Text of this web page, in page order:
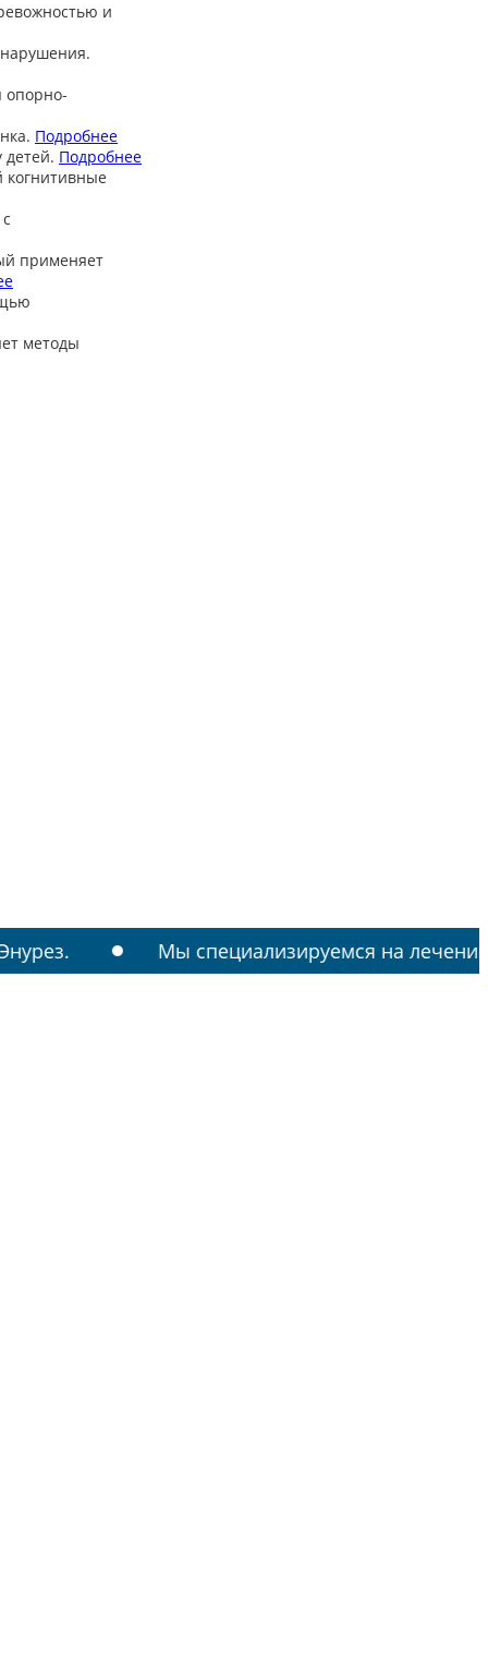
и
опорно-
Подробнее
Подробнее
применяет
методы
Мы специализируемся на лечении: РАС,